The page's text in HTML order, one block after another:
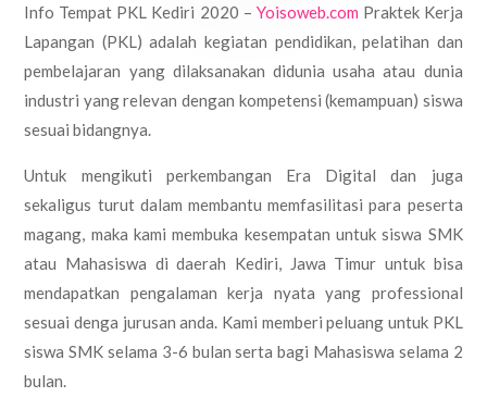
Info Tempat PKL Kediri 2020 – Yoisoweb.com Praktek Kerja
Lapangan (PKL) adalah kegiatan pendidikan, pelatihan dan
pembelajaran yang dilaksanakan didunia usaha atau dunia
industri yang relevan dengan kompetensi (kemampuan) siswa
sesuai bidangnya.
Untuk mengikuti perkembangan Era Digital dan juga
sekaligus turut dalam membantu memfasilitasi para peserta
magang, maka kami membuka kesempatan untuk siswa SMK
atau Mahasiswa di daerah Kediri, Jawa Timur untuk bisa
mendapatkan pengalaman kerja nyata yang professional
sesuai denga jurusan anda. Kami memberi peluang untuk PKL
siswa SMK selama 3-6 bulan serta bagi Mahasiswa selama 2
bulan.